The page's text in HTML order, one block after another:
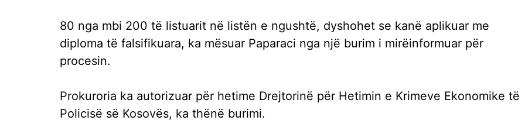
80 nga mbi 200 të listuarit në listën e ngushtë, dyshohet se kanë aplikuar me
diploma të falsifikuara, ka mësuar Paparaci nga një burim i mirëinformuar për
procesin.
Prokuroria ka autorizuar për hetime Drejtorinë për Hetimin e Krimeve Ekonomike të
Policisë së Kosovës, ka thënë burimi.